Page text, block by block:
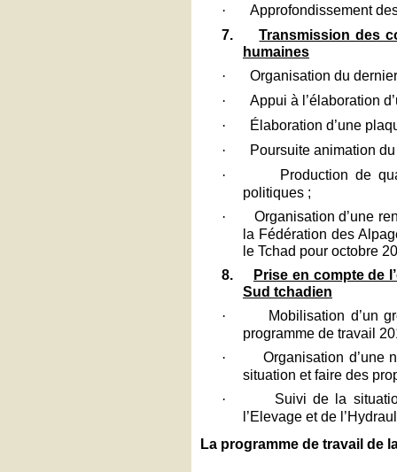
·
Approfondissement
7.
Transmission des
humaines
· Organisation du
· Appui à l’élaboration
· Élaboration d’une
· Poursuite animation
·
Production de
politiques ;
·
Organisation d’une
la Fédération des
le Tchad pour octobre
8.
Prise en compte de
Sud tchadien
·
Mobilisation d’un
programme de travail
·
Organisation d’une
situation et faire des
·
Suivi de la
l’Elevage et de
La programme de travail de